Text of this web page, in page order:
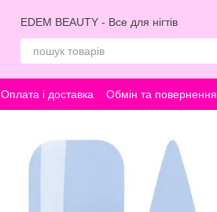
EDEM BEAUTY - Все для нігтів
Оплата і доставка Обмін та повернення